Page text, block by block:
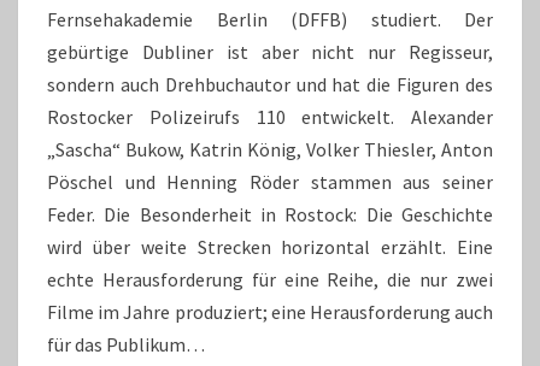
Fernsehakademie Berlin (DFFB) studiert. Der
gebürtige Dubliner ist aber nicht nur Regisseur,
sondern auch Drehbuchautor und hat die Figuren des
Rostocker Polizeirufs 110 entwickelt. Alexander
„Sascha“ Bukow, Katrin König, Volker Thiesler, Anton
Pöschel und Henning Röder stammen aus seiner
Feder. Die Besonderheit in Rostock: Die Geschichte
wird über weite Strecken horizontal erzählt. Eine
echte Herausforderung für eine Reihe, die nur zwei
Filme im Jahre produziert; eine Herausforderung auch
für das Publikum…